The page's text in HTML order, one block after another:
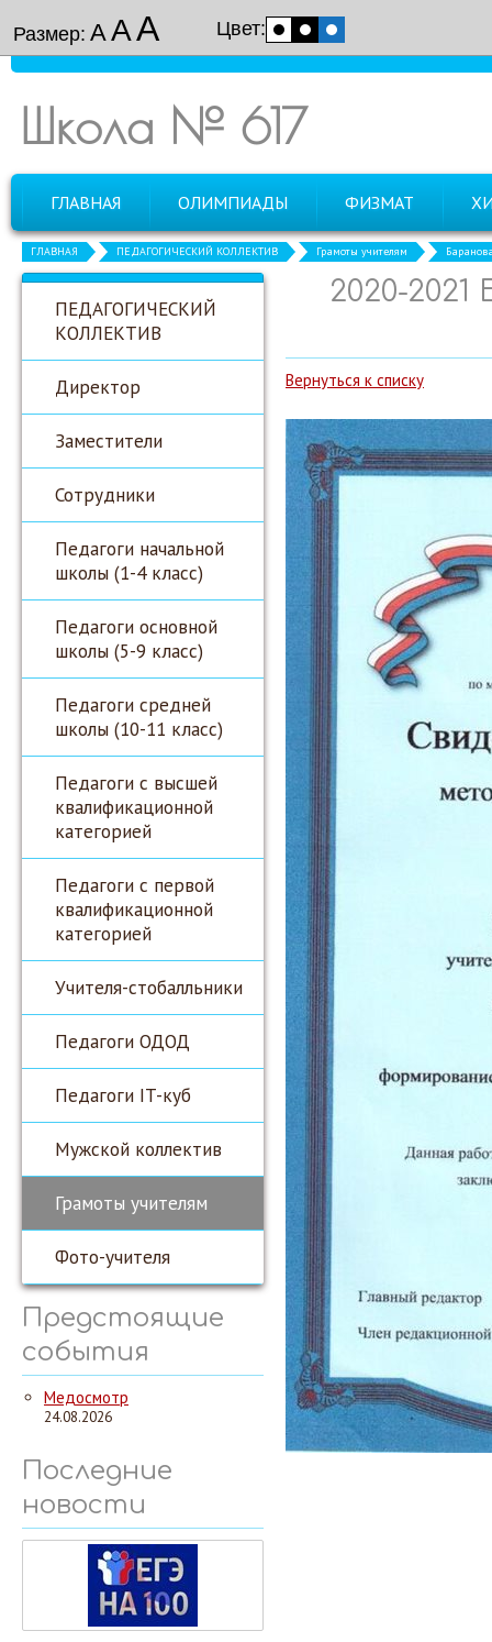
Размер: ААА Цвет:
Школа № 617
ГЛАВНАЯ ОЛИМПИАДЫ ФИЗМАТ
ГЛАВНАЯ ПЕДАГОГИЧЕСКИЙ КОЛЛЕКТИВ Грамоты учителям
ПЕДАГОГИЧЕСКИЙ
КОЛЛЕКТИВ
Директор
Заместители
Сотрудники
Педагоги начальной
школы (1-4 класс)
Педагоги основной
школы (5-9 класс)
Педагоги средней
школы (10-11 класс)
Педагоги с высшей
квалификационной
категорией
Педагоги с первой
квалификационной
категорией
Учителя-стобалльники
Педагоги ОДОД
Педагоги IT-куб
Мужской коллектив
Грамоты учителям
Фото-учителя
Предстоящие
события
Медосмотр
24.08.2026
Последние
новости
2020-
Вернуться к списку